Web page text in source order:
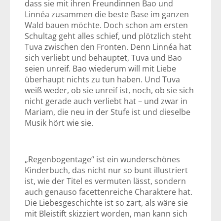
dass sie mit ihren Freundinnen Bao und
Linnéa zusammen die beste Base im ganzen
Wald bauen möchte. Doch schon am ersten
Schultag geht alles schief, und plötzlich steht
Tuva zwischen den Fronten. Denn Linnéa hat
sich verliebt und behauptet, Tuva und Bao
seien unreif. Bao wiederum will mit Liebe
überhaupt nichts zu tun haben. Und Tuva
weiß weder, ob sie unreif ist, noch, ob sie sich
nicht gerade auch verliebt hat – und zwar in
Mariam, die neu in der Stufe ist und dieselbe
Musik hört wie sie.
„Regenbogentage“ ist ein wunderschönes
Kinderbuch, das nicht nur so bunt illustriert
ist, wie der Titel es vermuten lässt, sondern
auch genauso facettenreiche Charaktere hat.
Die Liebesgeschichte ist so zart, als wäre sie
mit Bleistift skizziert worden, man kann sich